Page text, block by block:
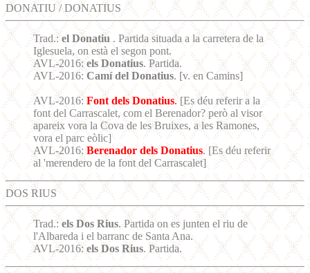
DONATIU / DONATIUS
Trad.:el Donatiu. Partida situada a la carretera de la
Iglesuela, on està el segon pont.
AVL-2016:els Donatius. Partida.
AVL-2016:Camí del Donatius. [v. en Camins]
AVL-2016:Font dels Donatius. [Es déu referir a la
font del Carrascalet, com el Berenador? però al visor
apareix vora la Cova de les Bruixes, a les Ramones,
vora el parc eòlic]
AVL-2016:Berenador dels Donatius. [Es déu referir
al 'merendero de la font del Carrascalet]
DOS RIUS
Trad.:els Dos Rius. Partida on es junten el riu de
l'Albareda i el barranc de Santa Ana.
AVL-2016:els Dos Rius. Partida.